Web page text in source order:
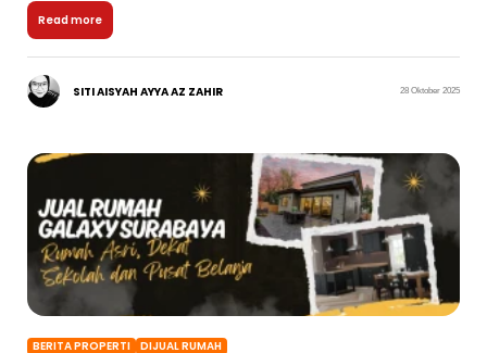
Read more
SITI AISYAH AYYA AZ ZAHIR 28 Oktober 2025
BERITA PROPERTI DIJUAL RUMAH